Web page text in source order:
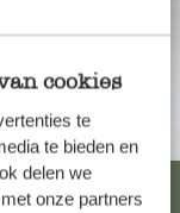
cookies
te
te bieden en
delen we
onze partners